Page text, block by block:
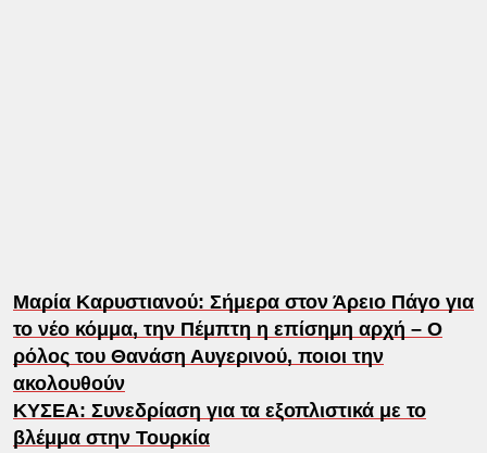
Μαρία Καρυστιανού: Σήμερα στον Άρειο Πάγο για
το νέο κόμμα, την Πέμπτη η επίσημη αρχή – Ο
ρόλος του Θανάση Αυγερινού, ποιοι την
ακολουθούν
ΚΥΣΕΑ: Συνεδρίαση για τα εξοπλιστικά με το
βλέμμα στην Τουρκία